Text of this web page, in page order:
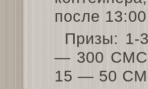
после
Призы: 1-
— 300 СМС-
15 — 50